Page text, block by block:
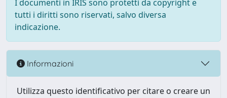
I documenti in IRIS sono protetti da copyright e
tutti i diritti sono riservati, salvo diversa
indicazione.
Informazioni
Utilizza questo identificativo per citare o creare un